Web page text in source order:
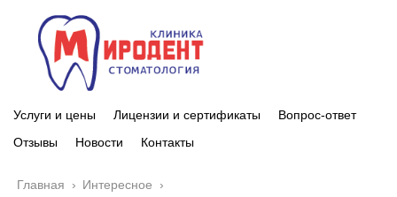
Услуги и цены Лицензии и сертификаты
Вопрос-ответ
Отзывы
Новости Контакты
Главная › Интересное ›